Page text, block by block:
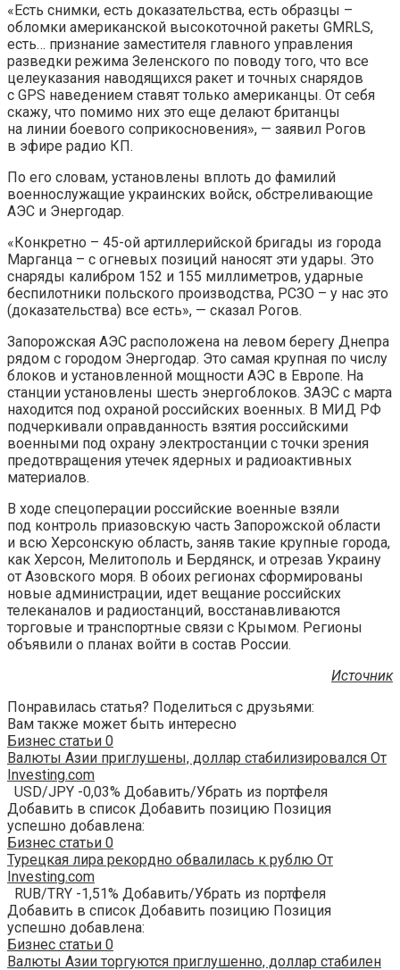
«Есть снимки, есть доказательства, есть образцы –
обломки американской высокоточной ракеты GMRLS,
есть… признание заместителя главного управления
разведки режима Зеленского по поводу того, что все
целеуказания наводящихся ракет и точных снарядов
с GPS наведением ставят только американцы. От себя
скажу, что помимо них это еще делают британцы
на линии боевого соприкосновения», — заявил Рогов
в эфире радио КП.
По его словам, установлены вплоть до фамилий
военнослужащие украинских войск, обстреливающие
АЭС и Энергодар.
«Конкретно – 45-ой артиллерийской бригады из города
Марганца – с огневых позиций наносят эти удары. Это
снаряды калибром 152 и 155 миллиметров, ударные
беспилотники польского производства, РСЗО – у нас это
(доказательства) все есть», — сказал Рогов.
Запорожская АЭС расположена на левом берегу Днепра
рядом с городом Энергодар. Это самая крупная по числу
блоков и установленной мощности АЭС в Европе. На
станции установлены шесть энергоблоков. ЗАЭС с марта
находится под охраной российских военных. В МИД РФ
подчеркивали оправданность взятия российскими
военными под охрану электростанции с точки зрения
предотвращения утечек ядерных и радиоактивных
материалов.
В ходе спецоперации российские военные взяли
под контроль приазовскую часть Запорожской области
и всю Херсонскую область, заняв такие крупные города,
как Херсон, Мелитополь и Бердянск, и отрезав Украину
от Азовского моря. В обоих регионах сформированы
новые администрации, идет вещание российских
телеканалов и радиостанций, восстанавливаются
торговые и транспортные связи с Крымом. Регионы
объявили о планах войти в состав России.
Источник
Понравилась статья? Поделиться с друзьями:
Вам также может быть интересно
Бизнес статьи 0
Валюты Азии приглушены, доллар стабилизировался От
Investing.com
USD/JPY -0,03% Добавить/Убрать из портфеля
Добавить в список Добавить позицию Позиция
успешно добавлена:
Бизнес статьи 0
Турецкая лира рекордно обвалилась к рублю От
Investing.com
RUB/TRY -1,51% Добавить/Убрать из портфеля
Добавить в список Добавить позицию Позиция
успешно добавлена:
Бизнес статьи 0
Валюты Азии торгуются приглушенно, доллар стабилен